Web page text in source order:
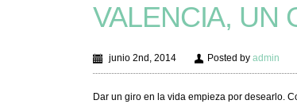
VALENCIA, UN
junio 2nd, 2014 Posted by admin
Dar un giro en la vida empieza por desearlo.